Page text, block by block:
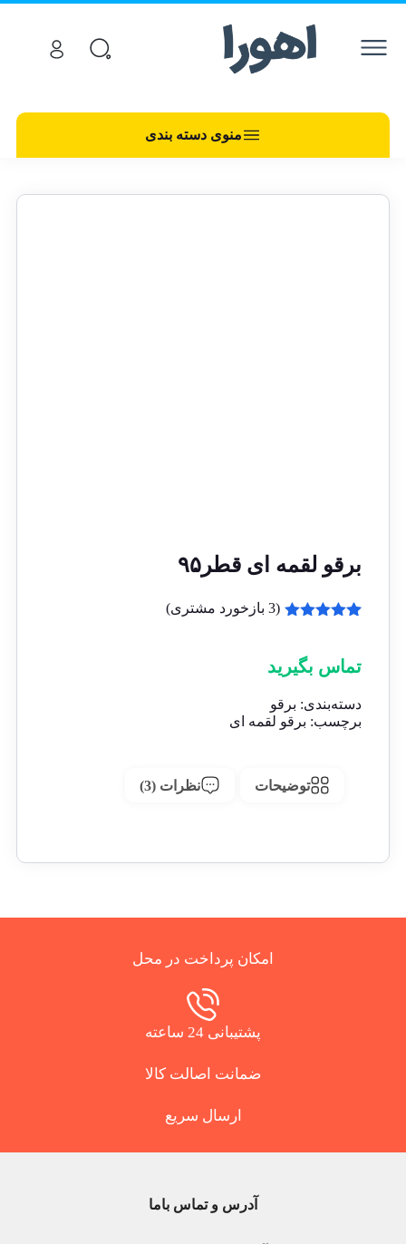
منوی دسته بندی
برقو لقمه ای قطر۹۵
امتیازدهی
(
3 بازخورد مشتری)
تماس بگیرید
دسته‌بندی: برقو
برچسب: برقو لقمه ای
توضیحات نظرات (3)
امکان پرداخت در محل
پشتیبانی 24 ساعته
ضمانت اصالت کالا
ارسال سریع
آدرس و تماس باما